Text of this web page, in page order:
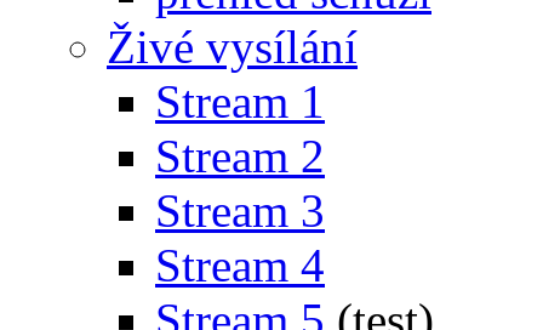
Živé vysílání
Stream 1
Stream 2
Stream 3
Stream 4